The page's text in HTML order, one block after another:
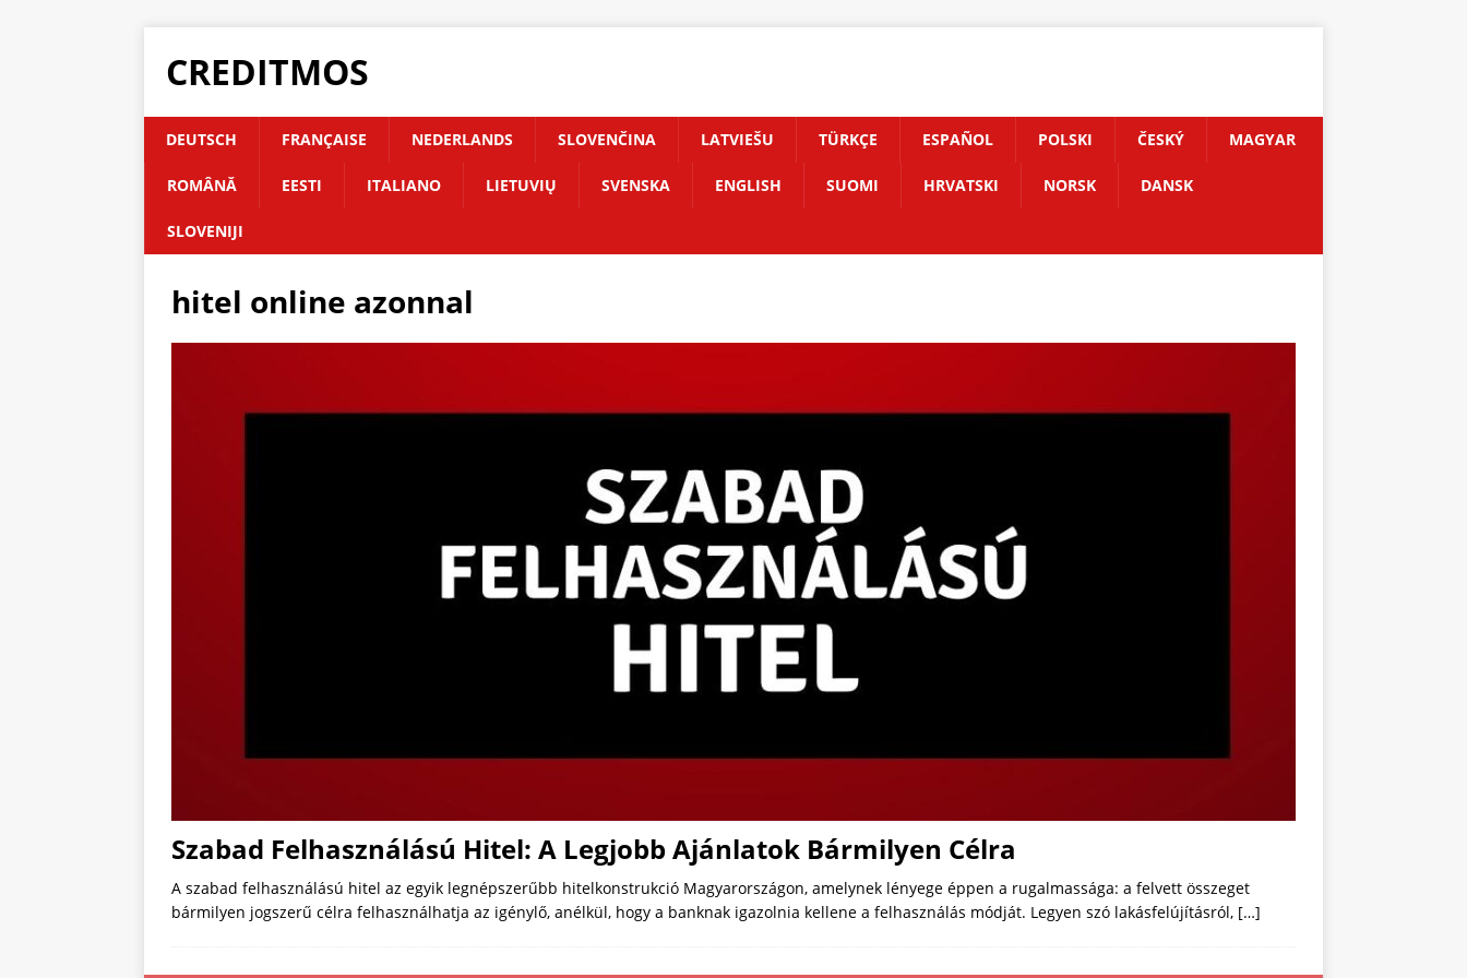
CREDITMOS
DEUTSCH FRANÇAISE NEDERLANDS SLOVENČINA LATVIEŠU TÜRKÇE ESPAÑOL POLSKI ČESKÝ MAGYAR
ROMÂNĂ EESTI ITALIANO LIETUVIŲ SVENSKA ENGLISH SUOMI HRVATSKI NORSK DANSK
SLOVENIJI
hitel online azonnal
Szabad Felhasználású Hitel: A Legjobb Ajánlatok Bármilyen Célra
A szabad felhasználású hitel az egyik legnépszerűbb hitelkonstrukció Magyarországon, amelynek lényege éppen a rugalmassága: a felvett összeget
bármilyen jogszerű célra felhasználhatja az igénylő, anélkül, hogy a banknak igazolnia kellene a felhasználás módját. Legyen szó lakásfelújításról, […]